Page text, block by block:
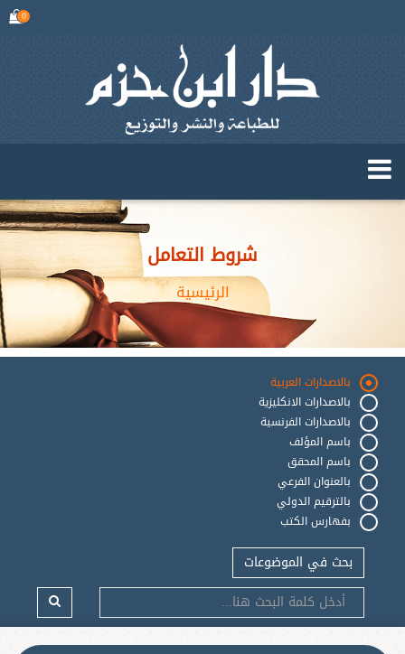
0
شروط التعامل
الرئيسية
بالاصدارات العربية
بالاصدارات الانكليزية
بالاصدارات الفرنسية
باسم المؤلف
باسم المحقق
بالعنوان الفرعي
بالترقيم الدولي
بفهارس الكتب
بحث في الموضوعات